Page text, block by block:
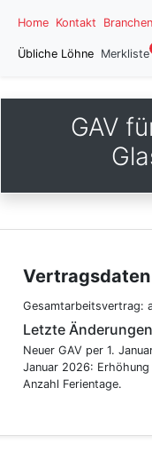
Home Kontakt Branchen
Übliche Löhne Merkliste
GAV
Vertragsdaten
Gesamtarbeitsvertrag:
Letzte Änderungen
Neuer GAV per 1.
Januar 2026:
Anzahl Ferientage.